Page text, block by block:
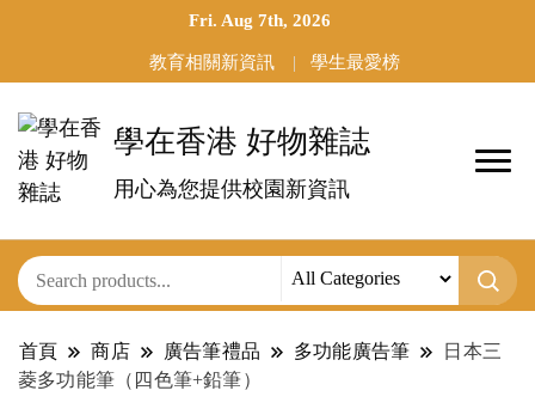
Fri. Aug 7th, 2026
教育相關新資訊 學生最愛榜
學在香港 好物雜誌
用心為您提供校園新資訊
首頁 商店 廣告筆禮品 多功能廣告筆
日本三
菱多功能筆（四色筆+鉛筆）